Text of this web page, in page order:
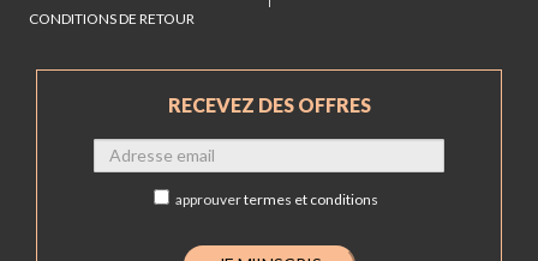
CONDITIONS DE RETOUR
RECEVEZ DES OFFRES
approuvertermes et conditions